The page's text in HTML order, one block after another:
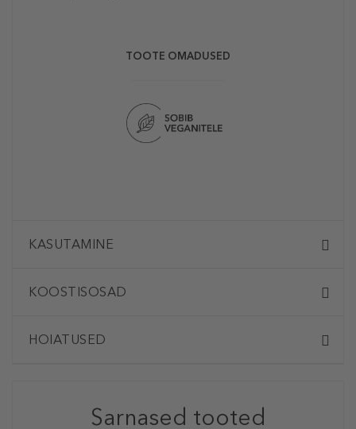
TOOTE OMADUSED
KASUTAMINE
KOOSTISOSAD
HOIATUSED
Sarnased tooted